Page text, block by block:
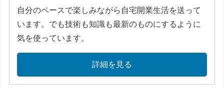
自分のペースで楽しみながら自宅開業生活を送って
います。でも技術も知識も最新のものにするように
気を使っています。
詳細を見る